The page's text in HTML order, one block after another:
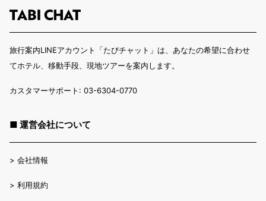
旅行案内LINEアカウント「たびチャット」は、あなたの希望に合わせ
てホテル、移動手段、現地ツアーを案内します。
カスタマーサポート: 03-6304-0770
■ 運営会社について
> 会社情報
> 利用規約